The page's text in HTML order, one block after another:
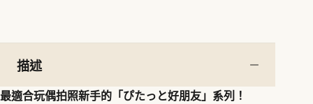
描述
最適合玩偶拍照新手的「ぴたっと好朋友」系列！